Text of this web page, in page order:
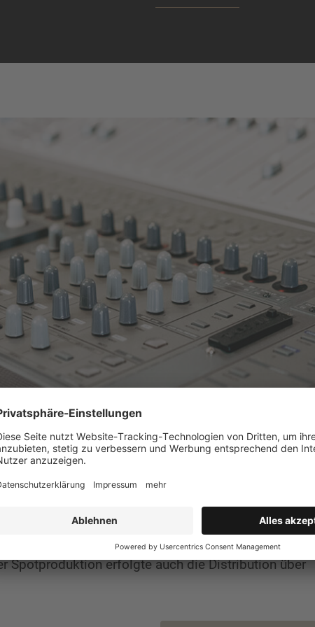
für Heppler Drehteile eine Stellenausschreibung als
des Slogans „Metall im Blut“ in ein dazu
Spotproduktion erfolgte auch die Distribution über